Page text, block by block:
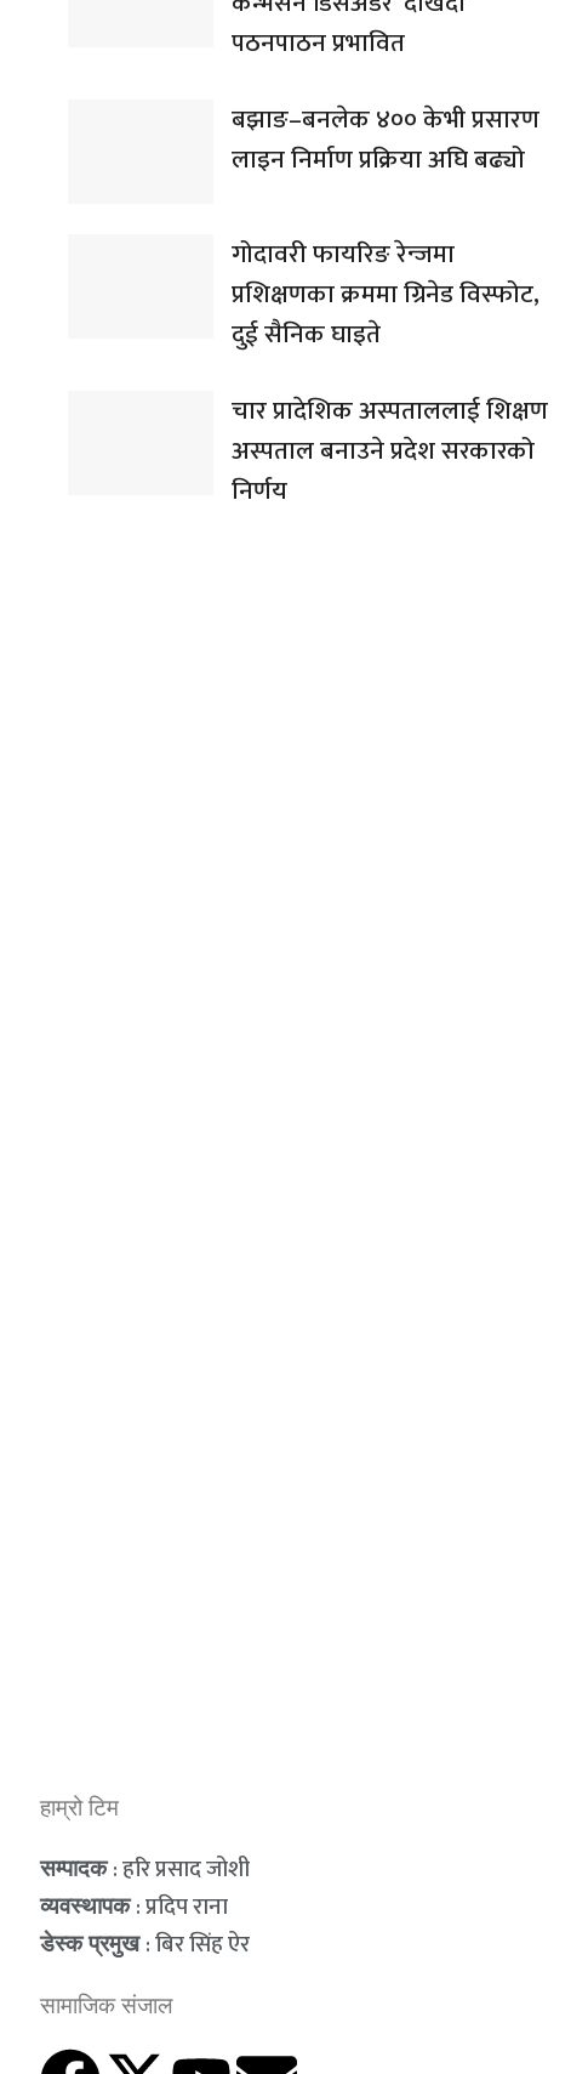
पठनपाठन प्रभावित
बझाङ–बनलेक ४०० केभी प्रसारण
लाइन निर्माण प्रक्रिया अघि बढ्यो
गोदावरी फायरिङ रेन्जमा
प्रशिक्षणका क्रममा ग्रिनेड विस्फोट,
दुई सैनिक घाइते
चार प्रादेशिक अस्पताललाई शिक्षण
अस्पताल बनाउने प्रदेश सरकारको
निर्णय
हाम्रो टिम
सम्पादक: हरि प्रसाद जोशी
व्यवस्थापक: प्रदिप राना
डेस्क प्रमुख : बिर सिंह ऐर
सामाजिक संजाल